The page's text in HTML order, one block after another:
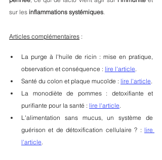
sur les inflammations systémiques.
Articles complémentaires :
La purge à l'huile de ricin : mise en pratique,
observation et conséquence : lire l'article.
Santé du colon et plaque mucoïde : lire l'article.
La monodiète de pommes : detoxifiante et
purifiante pour la santé : lire l'article.
L'alimentation sans mucus, un système de
guérison et de détoxification cellulaire ? : lire
l'article.